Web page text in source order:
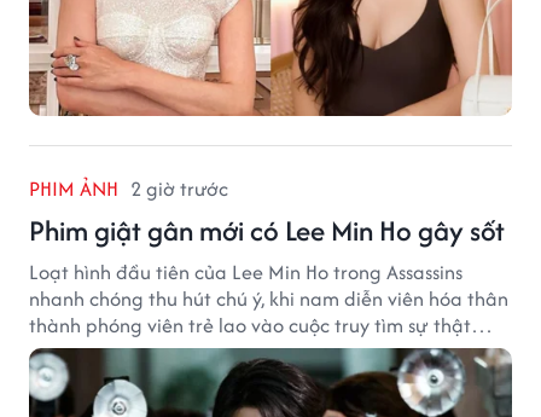
PHIM ẢNH 2 giờ trước
Phim giật gân mới có Lee Min Ho gây sốt
Loạt hình đầu tiên của Lee Min Ho trong Assassins
nhanh chóng thu hút chú ý, khi nam diễn viên hóa thân
thành phóng viên trẻ lao vào cuộc truy tìm sự thật
phía sau một vụ ám sát gây chấn động Hàn Quốc.